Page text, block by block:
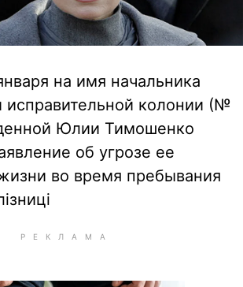
на имя начальника
исправительной колонии (№
Юлии Тимошенко
об угрозе ее
во время пребывания